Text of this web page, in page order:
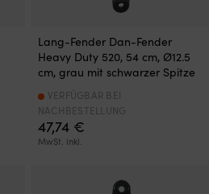
Lang-Fender Dan-Fender
Heavy Duty 520, 54 cm, Ø12.5
cm, grau mit schwarzer Spitze
47,74 €
MwSt. inkl.
VERFÜGBAR BEI
NACHBESTELLUNG